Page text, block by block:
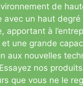
de
avec un haut degré
apportant à
une grande
aux nouvelles
nos
que vous ne le